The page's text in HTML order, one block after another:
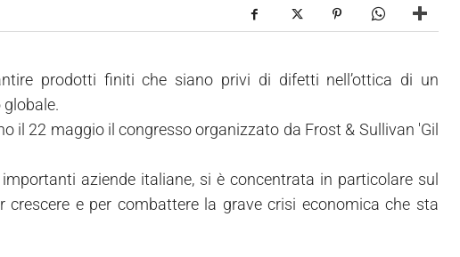
prodotti finiti che siano privi di difetti nell’ottica di un
il 22 maggio il congresso organizzato da Frost & Sullivan 'Gil
aziende italiane, si è concentrata in particolare sul
e per combattere la grave crisi economica che sta